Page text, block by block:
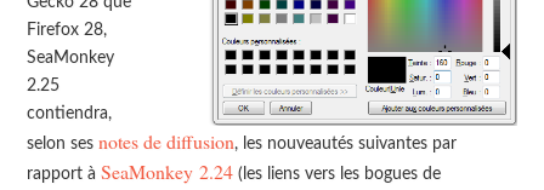
Firefox 28,
SeaMonkey
2.25
contiendra,
selon sesnotes de diffusion, les nouveautés suivantes par
rapport àSeaMonkey 2.24 (les liens vers les bogues de